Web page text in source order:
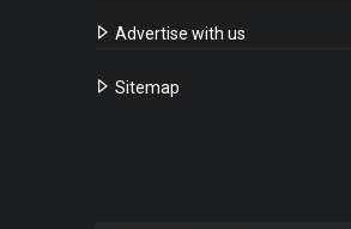
Advertise with us
Sitemap